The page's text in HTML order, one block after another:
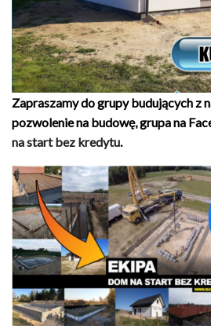
Zapraszamy do grupy budujących z
pozwolenie na budowę, grupa na
na start bez kredytu.